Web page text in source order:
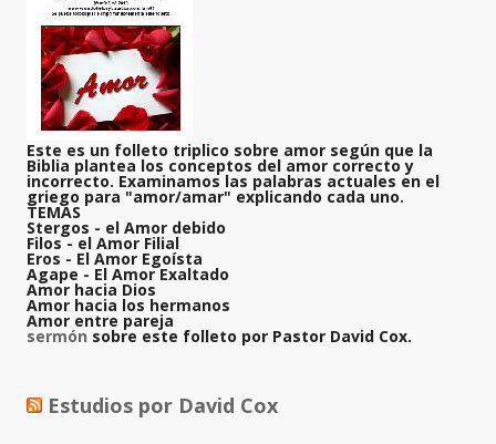
Este es un folleto triplico sobre amor según que la
Biblia plantea los conceptos del amor correcto y
incorrecto. Examinamos las palabras actuales en el
griego para "amor/amar" explicando cada uno.
TEMAS
Stergos - el Amor debido
Filos- el Amor Filial
Eros - El Amor Egoísta
Agape - El Amor Exaltado
Amor hacia Dios
Amor hacia los hermanos
Amor entre pareja
sermón sobre este folleto por Pastor David Cox.
Estudios por David Cox